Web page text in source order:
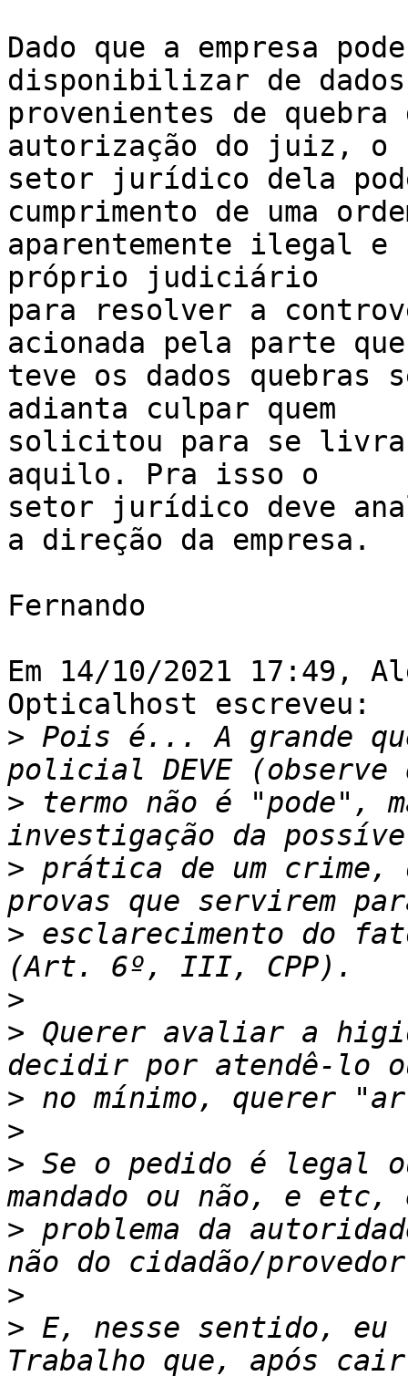
Dado que a empresa
disponibilizar de
provenientes de
autorização do juiz, o
setor jurídico dela
cumprimento de uma
aparentemente ilegal
próprio judiciário
para resolver a
acionada pela parte
teve os dados quebras
adianta culpar quem
solicitou para se
aquilo. Pra isso o
setor jurídico deve
a direção da empresa.
Fernando
Em 14/10/2021 17:49,
Opticalhost escreveu:
> Pois é... A grande
> termo não é "pode",
> prática de um crime,
> esclarecimento do
>
> Querer avaliar a
>
>
> Se o pedido é legal
> problema da
>
> E, nesse sentido, eu